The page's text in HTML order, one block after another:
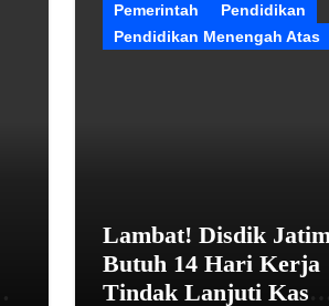
Pemerintah
Pendidikan
Pendidikan Menengah Atas
Lambat! Disdik
Butuh 14 Hari Kerja
Tindak Lanjuti Kasus